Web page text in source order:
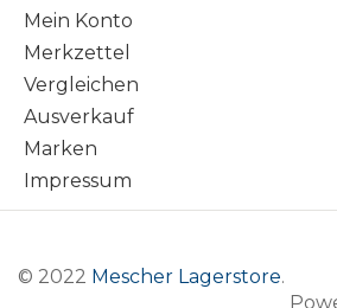
Mein Konto
Merkzettel
Vergleichen
Ausverkauf
Marken
Impressum
© 2022 Mescher Lagerstore.